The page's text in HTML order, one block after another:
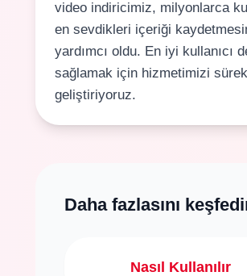
video indiricimiz, milyonlarca
en sevdikleri içeriği
yardımcı oldu. En iyi kullanıcı
sağlamak için hizmetimizi
geliştiriyoruz.
Daha fazlasını
Nasıl Kullanılır